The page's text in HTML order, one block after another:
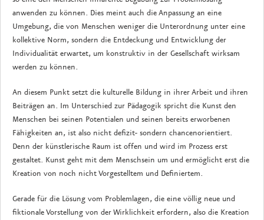
anwenden zu können. Dies meint auch die Anpassung an eine
Umgebung, die von Menschen weniger die Unterordnung unter eine
kollektive Norm, sondern die Entdeckung und Entwicklung der
Individualität erwartet, um konstruktiv in der Gesellschaft wirksam
werden zu können.
An diesem Punkt setzt die kulturelle Bildung in ihrer Arbeit und ihren
Beiträgen an. Im Unterschied zur Pädagogik spricht die Kunst den
Menschen bei seinen Potentialen und seinen bereits erworbenen
Fähigkeiten an, ist also nicht defizit- sondern chancenorientiert.
Denn der künstlerische Raum ist offen und wird im Prozess erst
gestaltet. Kunst geht mit dem Menschsein um und ermöglicht erst die
Kreation von noch nicht Vorgestelltem und Definiertem.
Gerade für die Lösung vom Problemlagen, die eine völlig neue und
fiktionale Vorstellung von der Wirklichkeit erfordern, also die Kreation